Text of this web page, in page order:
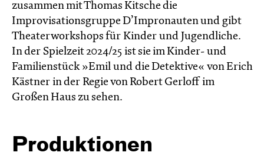
zusammen mit Thomas Kitsche die
Improvisationsgruppe D’Impronauten und gibt
Theaterworkshops für Kinder und Jugendliche.
In der Spielzeit 2024/25 ist sie im Kinder- und
Familienstück »Emil und die Detektive« von Erich
Kästner in der Regie von Robert Gerloff im
Großen Haus zu sehen.
Produktionen